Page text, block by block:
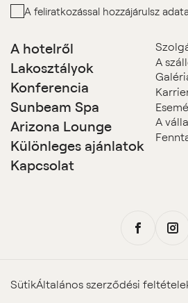
A hotelről
Lakosztályok
Konferencia
Sunbeam Spa
Arizona Lounge
Különleges ajánlatok
Kapcsolat
A
A
A feliratkozással hozzájárulsz
SütikÁltalános szerződési